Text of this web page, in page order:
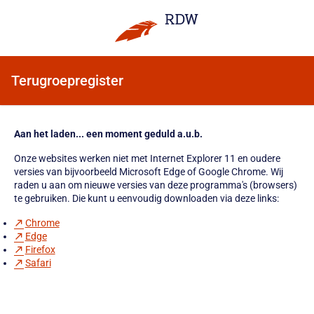
Terugroepregister
Aan het laden... een moment geduld a.u.b.
Onze websites werken niet met Internet Explorer 11 en oudere
versies van bijvoorbeeld Microsoft Edge of Google Chrome. Wij
raden u aan om nieuwe versies van deze programma's (browsers)
te gebruiken. Die kunt u eenvoudig downloaden via deze links:
Chrome
Edge
Firefox
Safari